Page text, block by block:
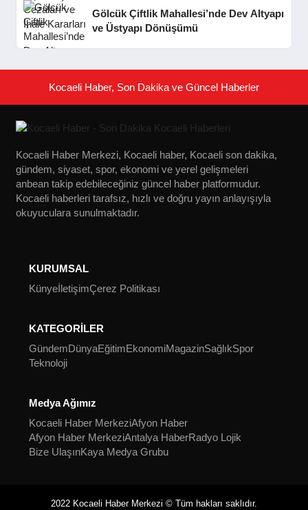
Gölcük Çiftlik Mahallesi’nde Dev Altyapı
ve Üstyapı Dönüşümü
Kocaeli Haber, Son Dakika ve Güncel Haberler
Kocaeli Haber Merkezi, Kocaeli haber, Kocaeli son dakika,
gündem, siyaset, spor, ekonomi ve yerel gelişmeleri
anbean takip edebileceğiniz güncel haber platformudur.
Kocaeli haberleri tarafsız, hızlı ve doğru yayın anlayışıyla
okuyuculara sunulmaktadır.
KURUMSAL
KünyeİletişimÇerez Politikası
KATEGORİLER
GündemDünyaEğitimEkonomiMagazinSağlıkSpor
Teknoloji
Medya Ağımız
Kocaeli Haber MerkeziAfyon Haber
Afyon Haber MerkeziAntalya HaberRadyo Lojik
Bize UlaşınKaya Medya Grubu
2022 Kocaeli Haber Merkezi © Tüm hakları saklıdır.